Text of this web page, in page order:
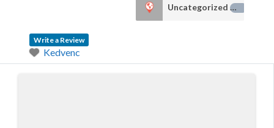
Uncategorized24
Write a Review
Kedvenc